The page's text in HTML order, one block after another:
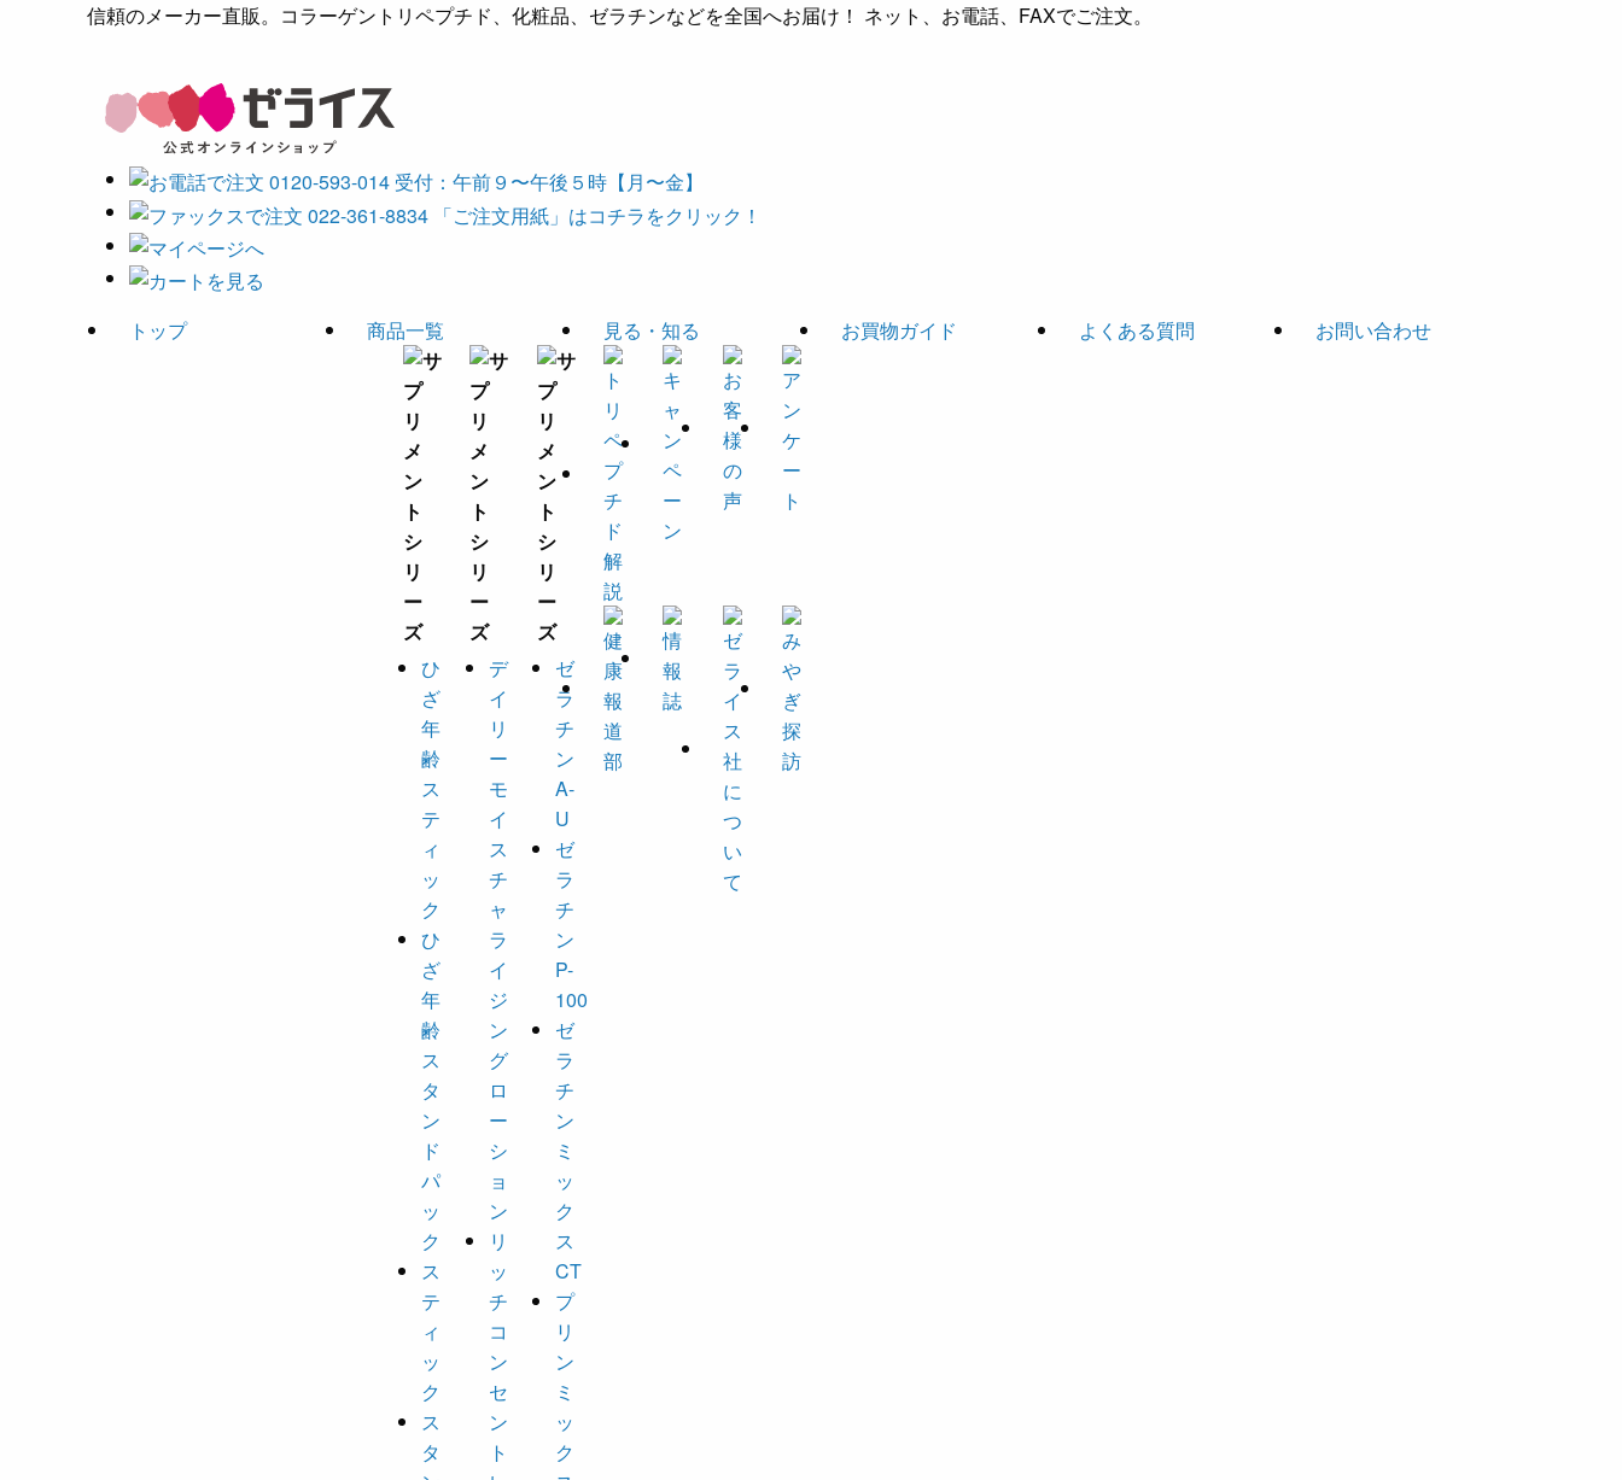
信頼のメーカー直販。コラーゲントリペプチド、化粧品、ゼラチンなどを全国へお届け！ ネット、お電話、FAXでご注文。
トップ 商品一覧
ひ
ざ
年
齢
ス
テ
ィ
ッ
ク
ひ
ざ
年
齢
ス
タ
ン
ド
パ
ッ
ク
ス
テ
ィ
ッ
ク
ス
タ
デ
イ
リ
ー
モ
イ
ス
チ
ャ
ラ
イ
ジ
ン
グ
ロ
ー
シ
ョ
ン
リ
ッ
チ
コ
ン
セ
ン
ト
ゼ
ラ
チ
ン
A-
U
ゼ
ラ
チ
ン
P-
100
ゼ
ラ
チ
ン
ミ
ッ
ク
ス
CT
プ
リ
ン
ミ
ッ
ク
見る・知る お買物ガイド よくある質問 お問い合わせ